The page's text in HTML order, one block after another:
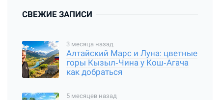
СВЕЖИЕ ЗАПИСИ
3 месяца назад
Алтайский Марс и Луна: цветные
горы Кызыл‑Чина у Кош‑Агача
как добраться
5 месяцев назад